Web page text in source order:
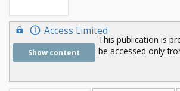
Access Limited
Show content
This publication is
be accessed only